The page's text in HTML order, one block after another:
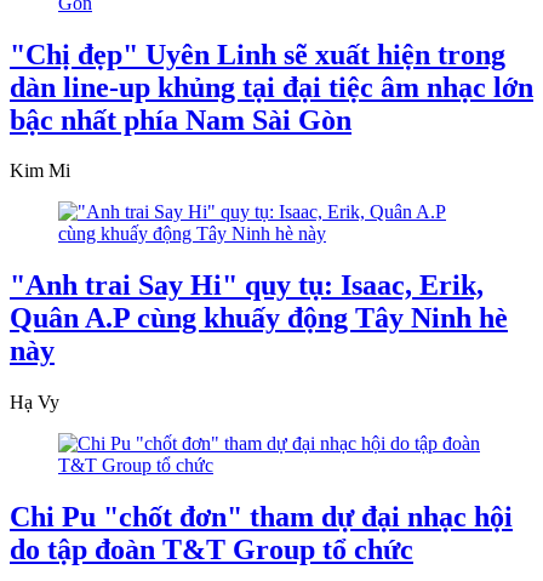
"Chị đẹp" Uyên Linh sẽ xuất hiện trong
dàn line-up khủng tại đại tiệc âm nhạc lớn
bậc nhất phía Nam Sài Gòn
Kim Mi
"Anh trai Say Hi" quy tụ: Isaac, Erik,
Quân A.P cùng khuấy động Tây Ninh hè
này
Hạ Vy
Chi Pu "chốt đơn" tham dự đại nhạc hội
do tập đoàn T&T Group tổ chức